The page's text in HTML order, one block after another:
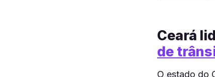
Ceará
de
O estado do